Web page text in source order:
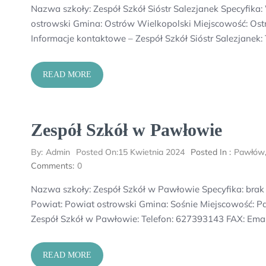
Nazwa szkoły: Zespół Szkół Sióstr Salezjanek
ostrowski Gmina: Ostrów Wielkopolski Miejscowość:
Informacje kontaktowe – Zespół Szkół Sióstr
READ MORE
Zespół Szkół w Pawłowie
By: Admin Posted On:15 Kwietnia 2024 Posted In : Pawłów
Comments: 0
Nazwa szkoły: Zespół Szkół w Pawłowie Specyfika:
Powiat: Powiat ostrowski Gmina: Sośnie Miejscowość:
Zespół Szkół w Pawłowie: Telefon: 627393143 FAX:
READ MORE